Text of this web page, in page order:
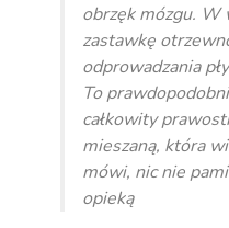
obrzęk mózgu.
zastawkę
odprowadzania
To
całkowity
mieszaną, która
mówi, nic nie
opieką